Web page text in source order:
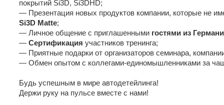
покрытий Si3D, Si3DHD;
— Презентация новых продуктов компании, которые не
Si3D Matte;
— Личное общение с приглашенными гостями из
— Сертификация участников тренинга;
— Приятные подарки от организаторов семинара,
— Обмен опытом с коллегами-единомышленниками за
Будь успешным в мире автодетейлинга!
Держи руку на пульсе вместе с нами!